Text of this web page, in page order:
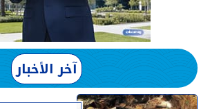
آخر الأخبار